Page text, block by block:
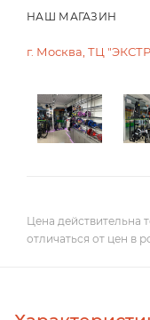
НАШ МАГАЗИН
г. Москва, ТЦ
Цена действительна
отличаться от цен в